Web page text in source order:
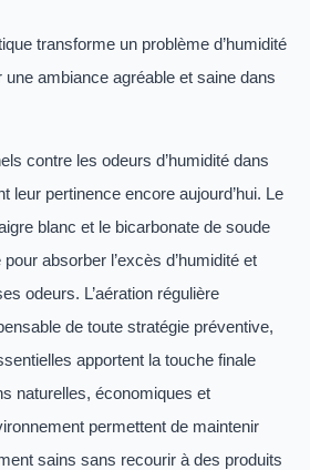
transforme un problème d’humidité
ambiance agréable et saine dans
contre les odeurs d’humidité dans
leur pertinence encore aujourd’hui. Le
blanc et le bicarbonate de soude
absorber l’excès d’humidité et
odeurs. L’aération régulière
de toute stratégie préventive,
apportent la touche finale
naturelles, économiques et
permettent de maintenir
sains sans recourir à des produits